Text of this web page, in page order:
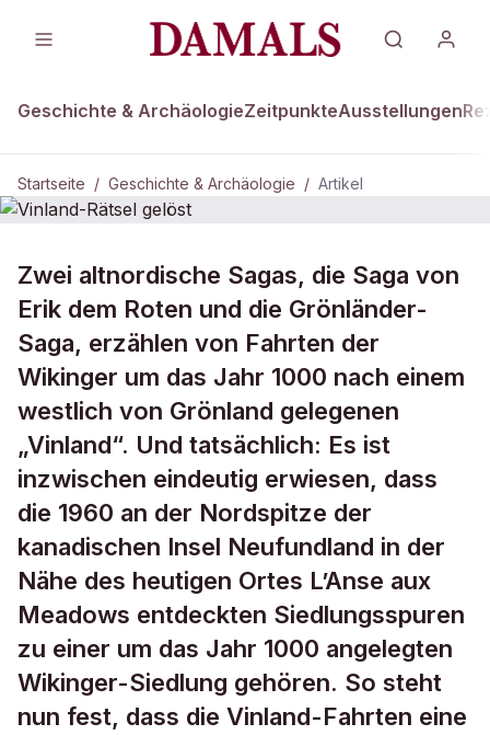
Geschichte & ArchäologieZeitpunkteAusstellungen
Startseite / Geschichte & Archäologie / Artikel
Vinland-Rätsel gelöst
Zwei altnordische Sagas, die Saga von
Erik dem Roten und die Grönländer-
Saga, erzählen von Fahrten der
Wikinger um das Jahr 1000 nach einem
westlich von Grönland gelegenen
„Vinland“. Und tatsächlich: Es ist
inzwischen eindeutig erwiesen, dass
die 1960 an der Nordspitze der
kanadischen Insel Neufundland in der
Nähe des heutigen Ortes L’Anse aux
Meadows entdeckten Siedlungsspuren
zu einer um das Jahr 1000 angelegten
Wikinger-Siedlung gehören. So steht
nun fest, dass die Vinland-Fahrten eine